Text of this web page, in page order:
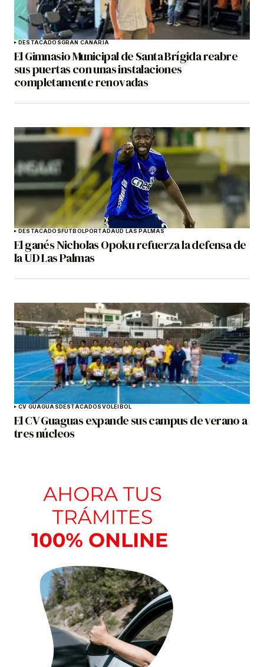
DESTACADOSGRAN CANARIA
El Gimnasio Municipal de Santa Brígida reabre
sus puertas con unas instalaciones
completamente renovadas
DESTACADOSFÚTBOLPORTADAUD LAS PALMAS
El ganés Nicholas Opoku refuerza la defensa de
la UD Las Palmas
CV GUAGUASDESTACADOSVOLEIBOL
El CV Guaguas expande sus campus de verano a
tres núcleos